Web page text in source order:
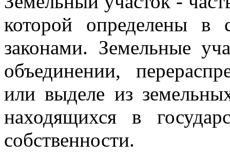
которой определены в
законами. Земельные
объединении,
или выделе из
находящихся в
собственности.